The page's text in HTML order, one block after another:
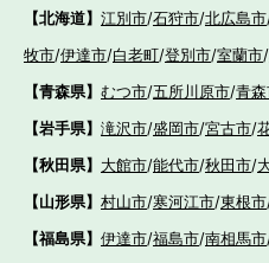
【北海道】 江別市/石狩市/北広島市
牧市/伊達市/白老町/登別市/室蘭市/
【青森県】 むつ市/五所川原市/青
【岩手県】 滝沢市/盛岡市/宮古市/
【秋田県】 大館市/能代市/秋田市/
【山形県】 村山市/寒河江市/東根市
【福島県】 伊達市/福島市/南相馬市